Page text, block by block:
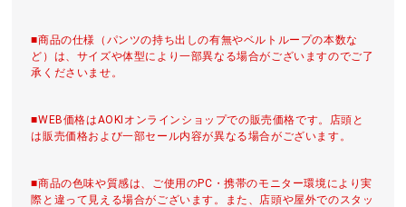
■商品の仕様（パンツの持ち出しの有無やベルトループの本数な
ど）は、サイズや体型により一部異なる場合がございますのでご了
承くださいませ。
■WEB価格はAOKIオンラインショップでの販売価格です。店頭と
は販売価格および一部セール内容が異なる場合がございます。
■商品の色味や質感は、ご使用のPC・携帯のモニター環境により実
際と違って見える場合がございます。また、店頭や屋外でのスタッ